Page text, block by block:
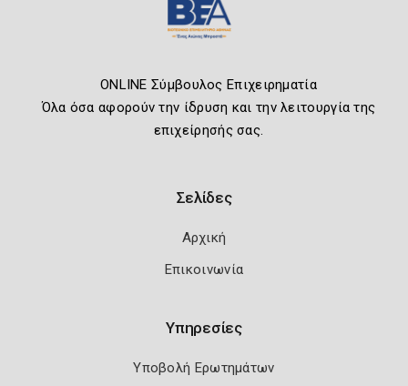
ONLINE Σύμβουλος Επιχειρηματία
Όλα όσα αφορούν την ίδρυση και την λειτουργία της
επιχείρησής σας.
Σελίδες
Αρχική
Επικοινωνία
Υπηρεσίες
Υποβολή Ερωτημάτων